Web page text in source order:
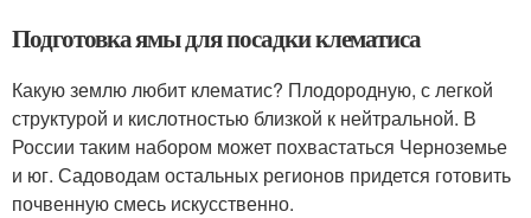
Подготовка ямы для посадки клематиса
Какую землю любит клематис? Плодородную, с легкой
структурой и кислотностью близкой к нейтральной. В
России таким набором может похвастаться Черноземье
и юг. Садоводам остальных регионов придется готовить
почвенную смесь искусственно.